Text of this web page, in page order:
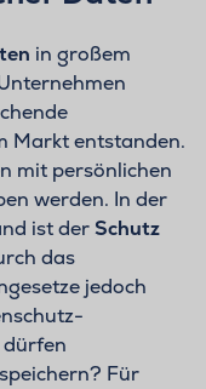
in großem
Markt entstanden.
mit persönlichen
werden. In der
ist derSchutz
das
jedoch
dürfen
Für